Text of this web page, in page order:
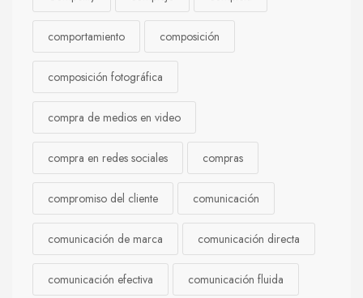
comportamiento composición
composición fotográfica
compra de medios en video
compra en redes sociales compras
compromiso del cliente comunicación
comunicación de marca comunicación directa
comunicación efectiva comunicación fluida